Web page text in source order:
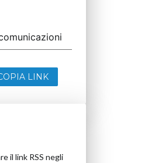
LINK
il link RSS negli